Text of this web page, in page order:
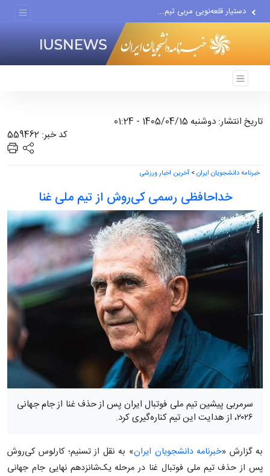
دستیار قلعه‌نویی مربی تیم...
انتشار اخبار جعلی توسط...
تاریخ انتشار: دوشنبه 1405/04/15 - 01:24
کد خبر: 559462
خبرنامه دانشجویان ایران> آخرین اخبار ورزشی
خداحافظی رسمی کی‌روش از تیم ملی غنا
سرمربی پیشین تیم ملی فوتبال ایران پس از حذف غنا از جام جهانی
۲۰۲۶، از هدایت این تیم کناره‌گیری کرد.
به گزارش «خبرنامه دانشجویان ایران» به نقل از تسنیم؛ کارلوس کی‌روش
پس از حذف تیم ملی فوتبال غنا در مرحله یک‌شانزدهم نهایی جام جهانی